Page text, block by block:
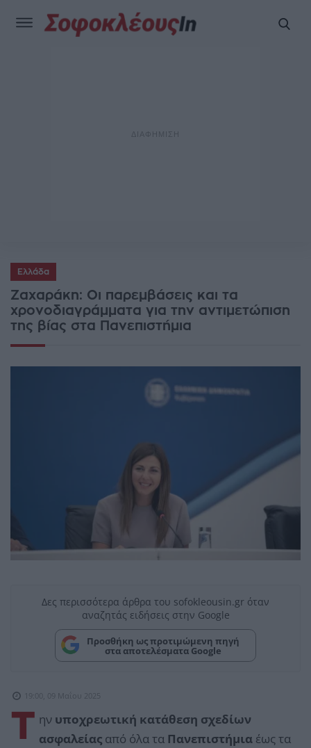
Ελλάδα
Ζαχαράκη: Οι παρεμβάσεις και τα
χρονοδιαγράμματα για την αντιμετώπιση
της βίας στα Πανεπιστήμια
Δες περισσότερα άρθρα του sofokleousin.gr όταν
αναζητάς ειδήσεις στην Google
Προσθήκη ως προτιμώμενη πηγή
στα αποτελέσματα Google
19:00, 09 Μαΐου 2025
Τ ην υποχρεωτική κατάθεση σχεδίων
ασφαλείας από όλα τα Πανεπιστήμια έως τα